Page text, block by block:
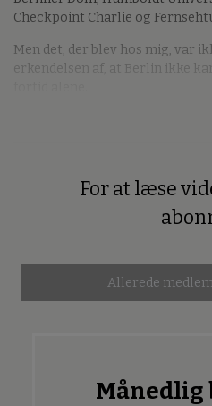
Checkpoint Charlie og
Men det, der blev hos mig, var
erkendelsen af, at Berlin ikke
For at læse
Allerede
Månedlig